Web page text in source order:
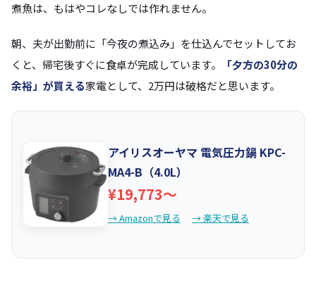
煮魚は、もはやコレなしでは作れません。
朝、夫が出勤前に「今夜の煮込み」を仕込んでセットしてお
くと、帰宅後すぐに食卓が完成しています。
「夕方の30分の
余裕」が買える家電として、2万円は破格だと思います。
アイリスオーヤマ 電気圧力鍋 KPC-
MA4-B（4.0L）
¥19,773〜
→ Amazonで見る → 楽天で見る